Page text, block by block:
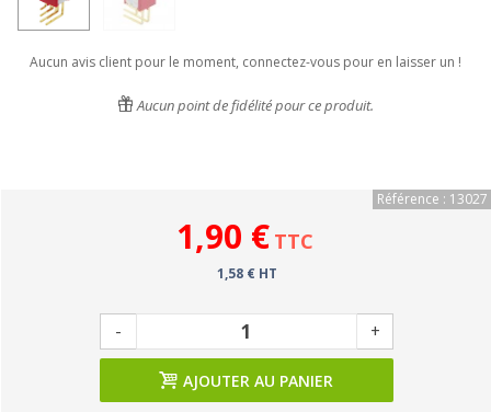
Aucun avis client pour le moment, connectez-vous pour en laisser un !
Aucun point de fidélité pour ce produit.
Référence : 13027
1,90 € TTC
1,58 € HT
- +
AJOUTER AU PANIER